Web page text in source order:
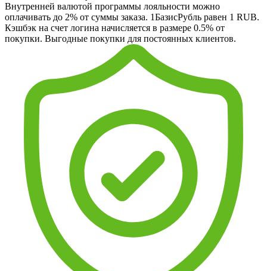
Внутренней валютой программы лояльности можно
оплачивать до 2% от суммы заказа. 1БазисРубль равен 1 RUB.
Кэшбэк на счет логина начисляется в размере 0.5% от
покупки. Выгодные покупки для постоянных клиентов.